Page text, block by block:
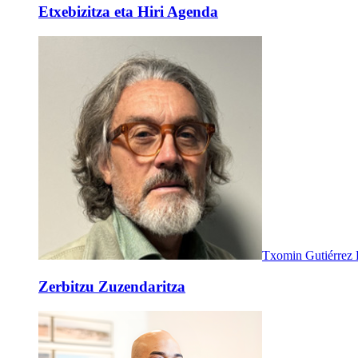
Etxebizitza eta Hiri Agenda
Txomin Gutiérrez
Zerbitzu Zuzendaritza